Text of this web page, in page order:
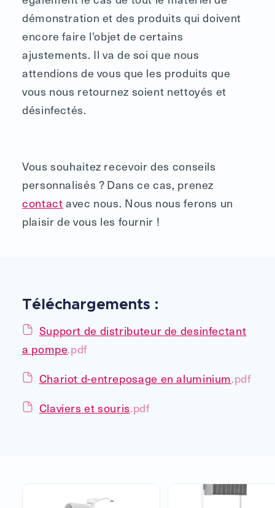
démonstration et des produits qui doivent
encore faire l'objet de certains
ajustements. Il va de soi que nous
attendions de vous que les produits que
vous nous retournez soient nettoyés et
désinfectés.
Vous souhaitez recevoir des conseils
personnalisés ? Dans ce cas, prenez
contactavec nous. Nous nous ferons un
plaisir de vous les fournir !
Téléchargements :
Support de distributeur de ­des­infectant
a pompe.pdf
Chariot d-entreposage en aluminium.pdf
Claviers et souris.pdf